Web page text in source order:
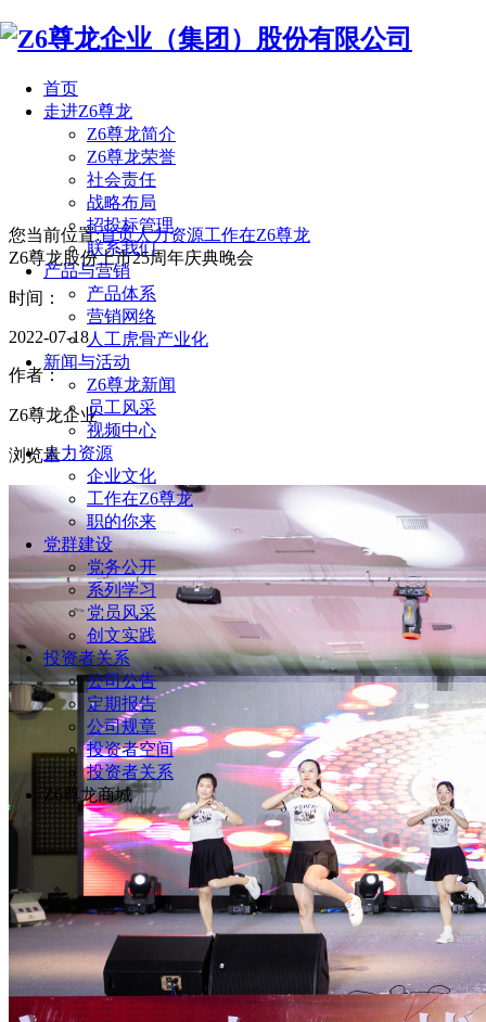
首页
走进Z6尊龙
Z6尊龙简介
Z6尊龙荣誉
社会责任
战略布局
招投标管理
联系我们
产品与营销
产品体系
营销网络
人工虎骨产业化
新闻与活动
Z6尊龙新闻
员工风采
视频中心
人力资源
企业文化
工作在Z6尊龙
职的你来
党群建设
党务公开
系列学习
党员风采
创文实践
投资者关系
公司公告
定期报告
公司规章
投资者空间
投资者关系
Z6尊龙商城
您当前位置:首页人力资源工作在Z6尊龙
Z6尊龙股份上市25周年庆典晚会
时间：
2022-07-18
作者：
Z6尊龙企业
浏览量：